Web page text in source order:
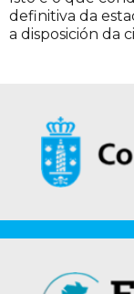
definitiva da
a disposición da